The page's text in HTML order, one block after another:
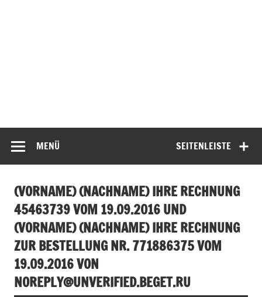
SEITENLEISTE
MENÜ
(VORNAME) (NACHNAME) IHRE RECHNUNG
45463739 VOM 19.09.2016 UND
(VORNAME) (NACHNAME) IHRE RECHNUNG
ZUR BESTELLUNG NR. 771886375 VOM
19.09.2016 VON
NOREPLY@UNVERIFIED.BEGET.RU